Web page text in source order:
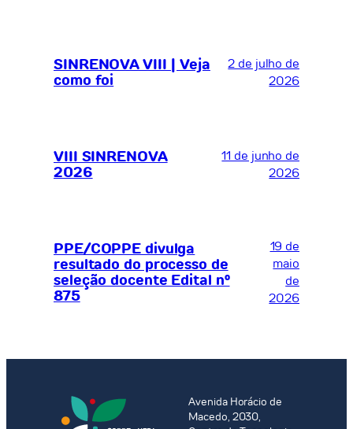
SINRENOVA VIII | Veja
como foi
2 de julho de
2026
VIII SINRENOVA
2026
11 de junho de
2026
PPE/COPPE divulga
resultado do processo de
seleção docente Edital nº
875
19 de
maio
de
2026
Avenida Horácio de
Macedo, 2030,